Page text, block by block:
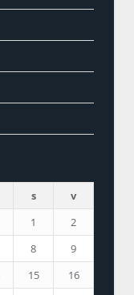
s
v
1
2
8
9
15
16